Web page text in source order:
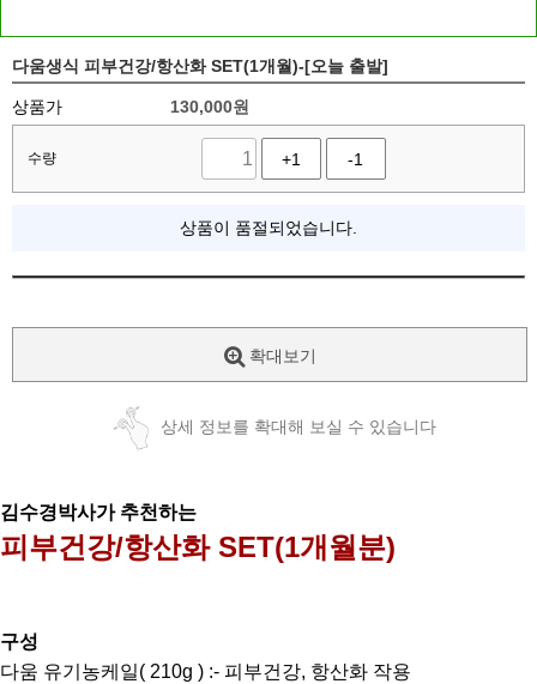
다움생식 피부건강/항산화 SET(1개월)-[오늘 출발]
상품가 130,000원
수량 +1 -1
상품이 품절되었습니다.
확대보기
상세 정보를 확대해 보실 수 있습니다
김수경박사가 추천하는
피부건강/항산화 SET(1개월분)
구성
다움 유기농케일( 210g ) :- 피부건강, 항산화 작용